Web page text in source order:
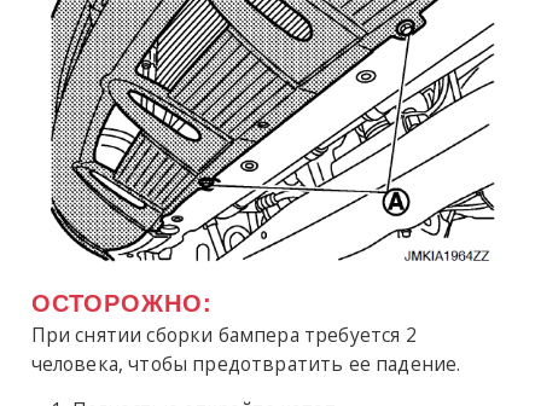
ОСТОРОЖНО:
При снятии сборки бампера требуется 2
человека, чтобы предотвратить ее падение.